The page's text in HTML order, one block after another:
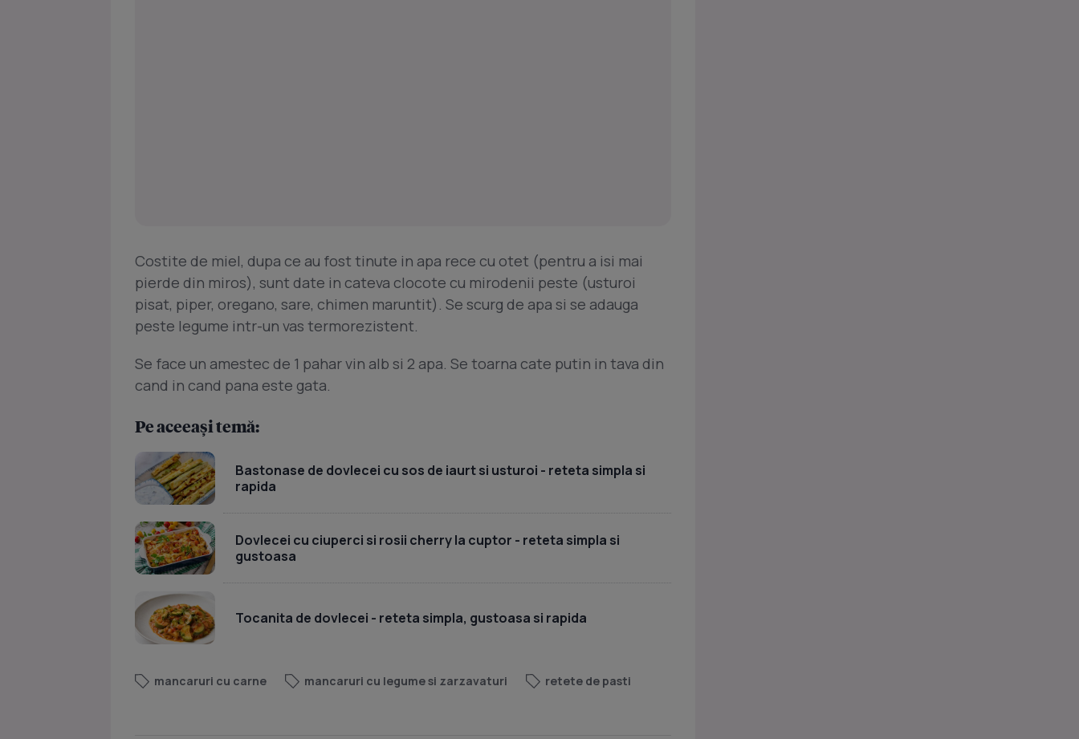
Costite de miel, dupa ce au fost tinute in apa rece cu otet (pentru a isi mai
pierde din miros), sunt date in cateva clocote cu mirodenii peste (usturoi
pisat, piper, oregano, sare, chimen maruntit). Se scurg de apa si se adauga
peste legume intr-un vas termorezistent.
Se face un amestec de 1 pahar vin alb si 2 apa. Se toarna cate putin in tava din
cand in cand pana este gata.
Pe aceeași temă:
Bastonase de dovlecei cu sos de iaurt si usturoi - reteta simpla si
rapida
Dovlecei cu ciuperci si rosii cherry la cuptor - reteta simpla si
gustoasa
Tocanita de dovlecei - reteta simpla, gustoasa si rapida
mancaruri cu carne mancaruri cu legume si zarzavaturi retete de pasti